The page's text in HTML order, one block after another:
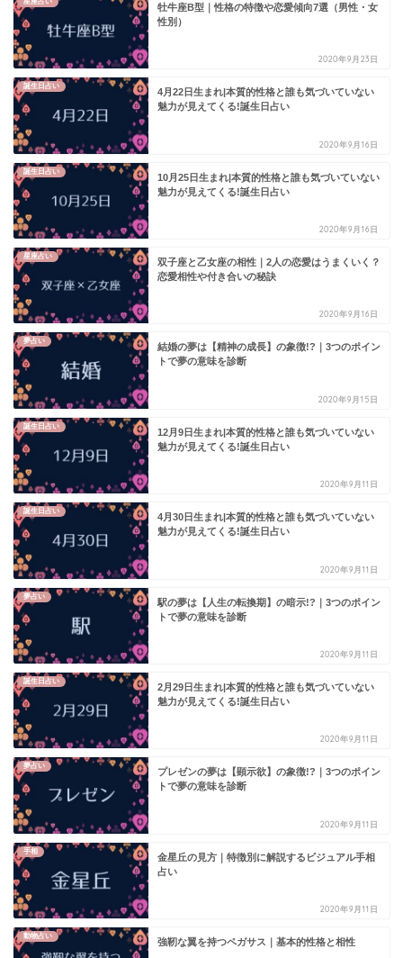
牡牛座B型｜性格の特徴や恋愛傾向7選（男性・女
性別）
2020年9月23日
誕生日占い
4月22日生まれ|本質的性格と誰も気づいていない
魅力が見えてくる!誕生日占い
2020年9月16日
誕生日占い
10月25日生まれ|本質的性格と誰も気づいていない
魅力が見えてくる!誕生日占い
2020年9月16日
星座占い
双子座と乙女座の相性｜2人の恋愛はうまくいく？
恋愛相性や付き合いの秘訣
2020年9月16日
夢占い
結婚の夢は【精神の成長】の象徴!?｜3つのポイン
トで夢の意味を診断
2020年9月15日
誕生日占い
12月9日生まれ|本質的性格と誰も気づいていない
魅力が見えてくる!誕生日占い
2020年9月11日
誕生日占い
4月30日生まれ|本質的性格と誰も気づいていない
魅力が見えてくる!誕生日占い
2020年9月11日
夢占い
駅の夢は【人生の転換期】の暗示!?｜3つのポイン
トで夢の意味を診断
2020年9月11日
誕生日占い
2月29日生まれ|本質的性格と誰も気づいていない
魅力が見えてくる!誕生日占い
2020年9月11日
夢占い
プレゼンの夢は【顕示欲】の象徴!?｜3つのポイン
トで夢の意味を診断
2020年9月11日
手相
金星丘の見方｜特徴別に解説するビジュアル手相
占い
2020年9月11日
動物占い
強靭な翼を持つペガサス｜基本的性格と相性